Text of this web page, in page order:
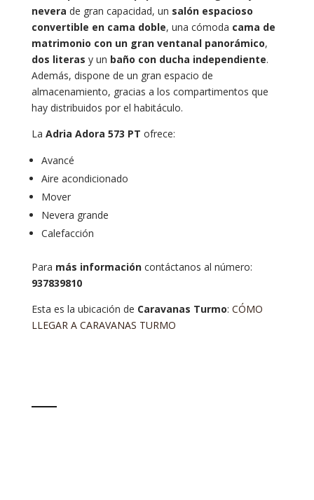
nevera de gran capacidad, un salón espacioso
convertible en cama doble, una cómoda cama de
matrimonio con un gran ventanal panorámico,
dos literas y un baño con ducha independiente.
Además, dispone de un gran espacio de
almacenamiento, gracias a los compartimentos que
hay distribuidos por el habitáculo.
La Adria Adora 573 PT ofrece:
Avancé
Aire acondicionado
Mover
Nevera grande
Calefacción
Para más informacióncontáctanos al número:
937839810
Esta es la ubicación de Caravanas Turmo: CÓMO
LLEGAR A CARAVANAS TURMO